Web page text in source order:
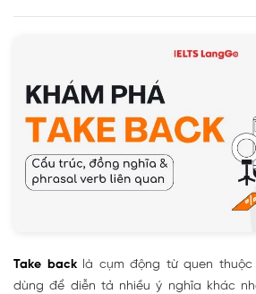
Take backlà cụm động từ quen thuộc
dùng để diễn tả nhiều ý nghĩa khác